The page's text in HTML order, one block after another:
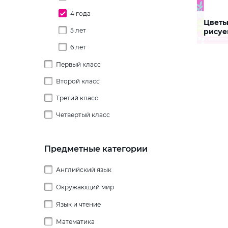
4 года
5 лет
6 лет
Первый класс
Второй класс
Третий класс
Четвертый класс
Предметные категории
Английский язык
Головоломки
Изучение грамматики
Future Simple
Кроссворды
Окружающий мир
Времена и месяцы года
Дни недели
Язык и чтение
Строение слова
Математика
8